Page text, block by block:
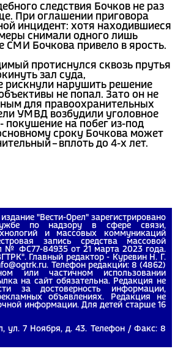
следствия Бочков не раз
При оглашении приговора
инцидент: хотя находившиеся
снимали одного лишь
СМИ Бочкова привело в ярость.
протиснулся сквозь прутья
зал суда,
рискнули нарушить решение
не попал. Зато он не
для правоохранительных
УМВД возбудили уголовное
покушение на побег из-под
сроку Бочкова может
– вплоть до 4-х лет.
"Вести-Орел" зарегистрировано
по надзору в сфере связи,
и массовых коммуникаций
запись средства массовой
№ ФС77-84935 от 21 марта 2023 года.
Главный редактор - Куревин Н. Г.
Телефон редакции: 8 (4862)
или частичном использовании
на сайт обязательна. Редакция не
за достоверность информации,
объявлениях. Редакция не
информации. Для детей старше 16
ул. 7 Ноября, д. 43. Телефон / Факс: 8